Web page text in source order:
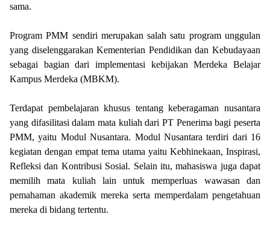
sama.
Program PMM sendiri merupakan salah satu program unggulan
yang diselenggarakan Kementerian Pendidikan dan Kebudayaan
sebagai bagian dari implementasi kebijakan Merdeka Belajar
Kampus Merdeka (MBKM).
Terdapat pembelajaran khusus tentang keberagaman nusantara
yang difasilitasi dalam mata kuliah dari PT Penerima bagi peserta
PMM, yaitu Modul Nusantara. Modul Nusantara terdiri dari 16
kegiatan dengan empat tema utama yaitu Kebhinekaan, Inspirasi,
Refleksi dan Kontribusi Sosial. Selain itu, mahasiswa juga dapat
memilih mata kuliah lain untuk memperluas wawasan dan
pemahaman akademik mereka serta memperdalam pengetahuan
mereka di bidang tertentu.